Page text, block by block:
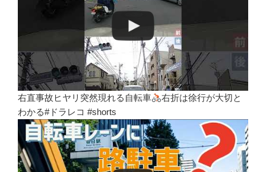
右直事故ヒヤリ突然現れる自転車
右折は徐行が大切と
わかる#ドラレコ #shorts